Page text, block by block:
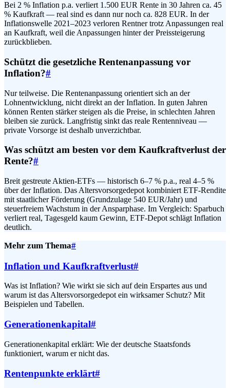
Bei 2 % Inflation p.a. verliert 1.500 EUR Rente in 30 Jahren ca. 45
% Kaufkraft — real sind es dann nur noch ca. 828 EUR. In der
Inflationswelle 2021–2023 verloren Rentner trotz Anpassungen real
an Kaufkraft, weil die Anpassungen hinter der Preissteigerung
zurückblieben.
Schützt die gesetzliche Rentenanpassung vor
Inflation?#
Nur teilweise. Die Rentenanpassung orientiert sich an der
Lohnentwicklung, nicht direkt an der Inflation. In guten Jahren
können Renten stärker steigen als die Preise, in schlechten Jahren
bleiben sie zurück. Langfristig sinkt das reale Rentenniveau —
private Vorsorge ist deshalb unverzichtbar.
Was schützt am besten vor dem Kaufkraftverlust der
Rente?#
Breit gestreute Aktien-ETFs — historisch 6–7 % p.a., real 4–5 %
über der Inflation. Das Altersvorsorgedepot kombiniert ETF-Rendite
mit staatlicher Förderung (Grundzulage 540 EUR/Jahr) und
steuerfreiem Wachstum in der Ansparphase. Im Vergleich: Sparbuch
verliert real, Tagesgeld kaum Gewinn, ETF-Depot schlägt Inflation
deutlich.
Mehr zum Thema#
Inflation und Kaufkraftverlust#
Was ist Inflation? Wie wirkt sie sich auf dein Erspartes aus und
warum ist das Altersvorsorgedepot ein wirksamer Schutz? Mit
Beispielen und Tabellen.
Generationenkapital#
Generationenkapital erklärt: Wie der deutsche Staatsfonds
funktioniert, warum er nicht das.
Rentenpunkte erklärt#